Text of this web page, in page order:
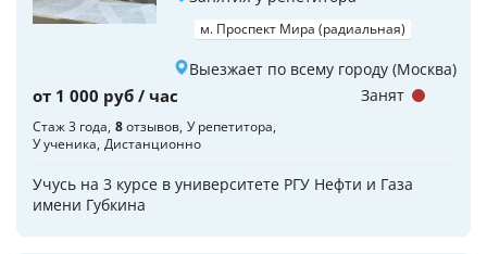
м. Проспект Мира (радиальная)
Выезжает по всему городу (Москва)
от 1 000 руб / час
Стаж 3 года 8отзывов У репетитора
У ученика Дистанционно
Учусь на 3 курсе в университете РГУ Нефти и Газа
имени Губкина
Занят